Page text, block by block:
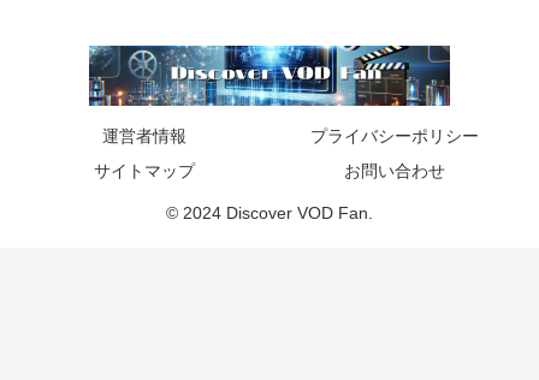
運営者情報
プライバシーポリシー
サイトマップ
お問い合わせ
© 2024 Discover VOD Fan.